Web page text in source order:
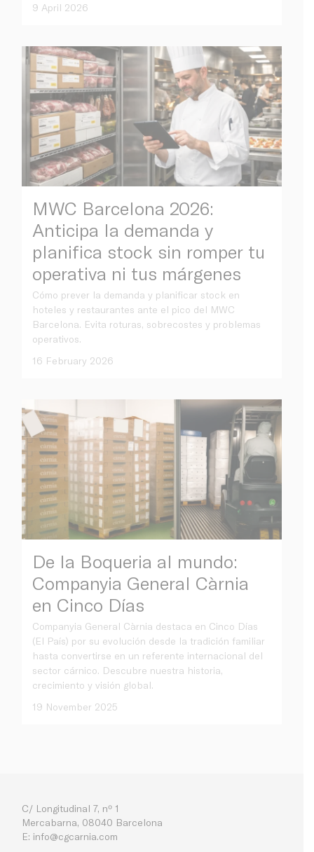
9 April 2026
MWC Barcelona 2026:
Anticipa la demanda y
planifica stock sin romper tu
operativa ni tus márgenes
Cómo prever la demanda y planificar stock en
hoteles y restaurantes ante el pico del MWC
Barcelona. Evita roturas, sobrecostes y problemas
operativos.
16 February 2026
De la Boqueria al mundo:
Companyia General Càrnia
en Cinco Días
Companyia General Càrnia destaca en Cinco Días
(El País) por su evolución desde la tradición familiar
hasta convertirse en un referente internacional del
sector cárnico. Descubre nuestra historia,
crecimiento y visión global.
19 November 2025
C/ Longitudinal 7, nº 1
Mercabarna, 08040 Barcelona
E: info@cgcarnia.com